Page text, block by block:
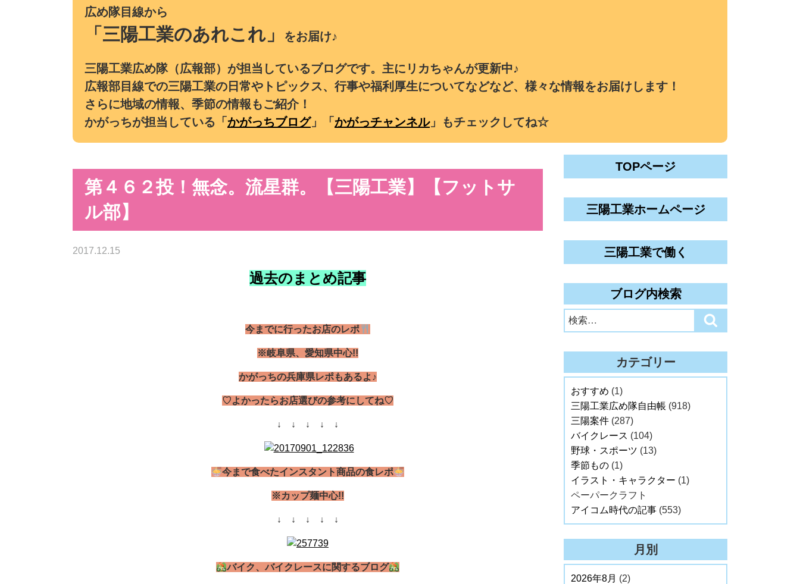
広め隊目線から
「三陽工業のあれこれ」 をお届け♪
三陽工業広め隊（広報部）が担当しているブログです。主にリカちゃんが更新中♪
広報部目線での三陽工業の日常やトピックス、行事や福利厚生についてなどなど、様々な情報をお届けします！
さらに地域の情報、季節の情報もご紹介！
かがっちが担当している「 かがっちブログ」「 かがっチャンネル」もチェックしてね☆
第４６２投！無念。流星群。【三陽工業】【フットサ
ル部】
2017.12.15
過去のまとめ記事
今までに行ったお店のレポ
※岐阜県、愛知県中心!!
かがっちの兵庫県レポもあるよ♪
♡よかったらお店選びの参考にしてね♡
↓ ↓ ↓ ↓ ↓
今まで食べたインスタント商品の食レポ
※カップ麺中心!!
↓ ↓ ↓ ↓ ↓
バイク、バイクレースに関するブログ
TOPページ
三陽工業ホームページ
三陽工業で働く
ブログ内検索
検
索:
索
カテゴリー
おすすめ (1)
三陽工業広め隊自由帳 (918)
三陽案件 (287)
バイクレース (104)
野球・スポーツ (13)
季節もの (1)
イラスト・キャラクター (1)
ペーパークラフト
アイコム時代の記事 (553)
月別
2026年8月 (2)